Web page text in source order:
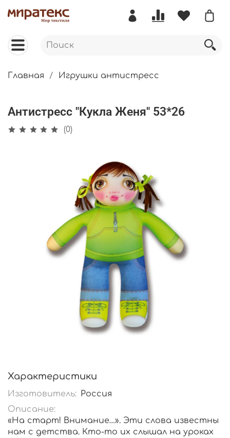
Главная Игрушки антистресс
Антистресс "Кукла Женя" 53*26
(0)
Характеристики
Изготовитель: Россия
Описание:
«На старт! Внимание…». Эти слова известны
нам с детства. Кто-то их слышал на уроках